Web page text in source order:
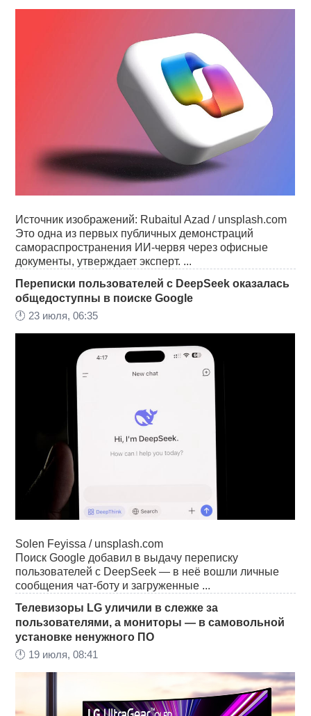
Источник изображений: Rubaitul Azad / unsplash.com
Это одна из первых публичных демонстраций
самораспространения ИИ-червя через офисные
документы, утверждает эксперт. ...
Переписки пользователей с DeepSeek оказалась
общедоступны в поиске Google
🕛 23 июля, 06:35
Solen Feyissa / unsplash.com
Поиск Google добавил в выдачу переписку
пользователей с DeepSeek — в неё вошли личные
сообщения чат-боту и загруженные ...
Телевизоры LG уличили в слежке за
пользователями, а мониторы — в самовольной
установке ненужного ПО
🕛 19 июля, 08:41